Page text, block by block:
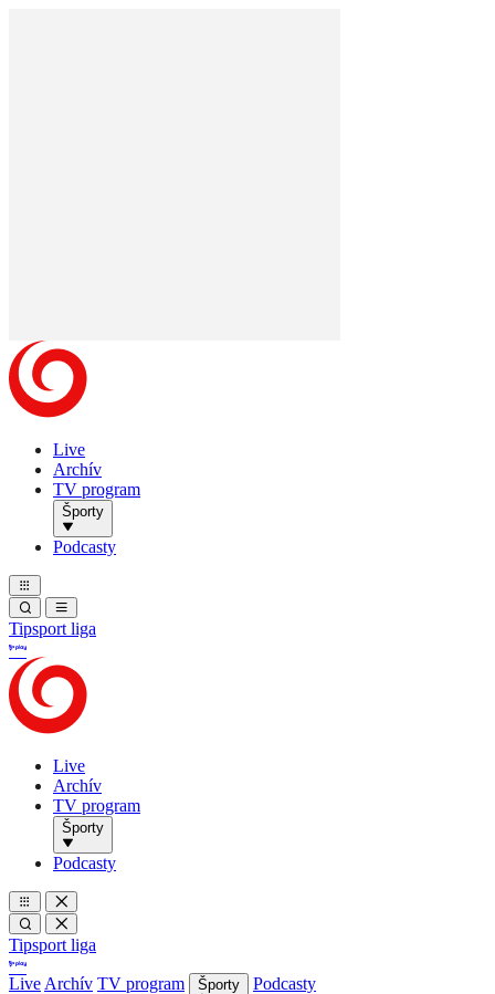
Live
Archív
TV program
Športy
Podcasty
Tipsport liga
Live
Archív
TV program
Športy
Podcasty
Tipsport liga
Live Archív TV program Športy
Podcasty